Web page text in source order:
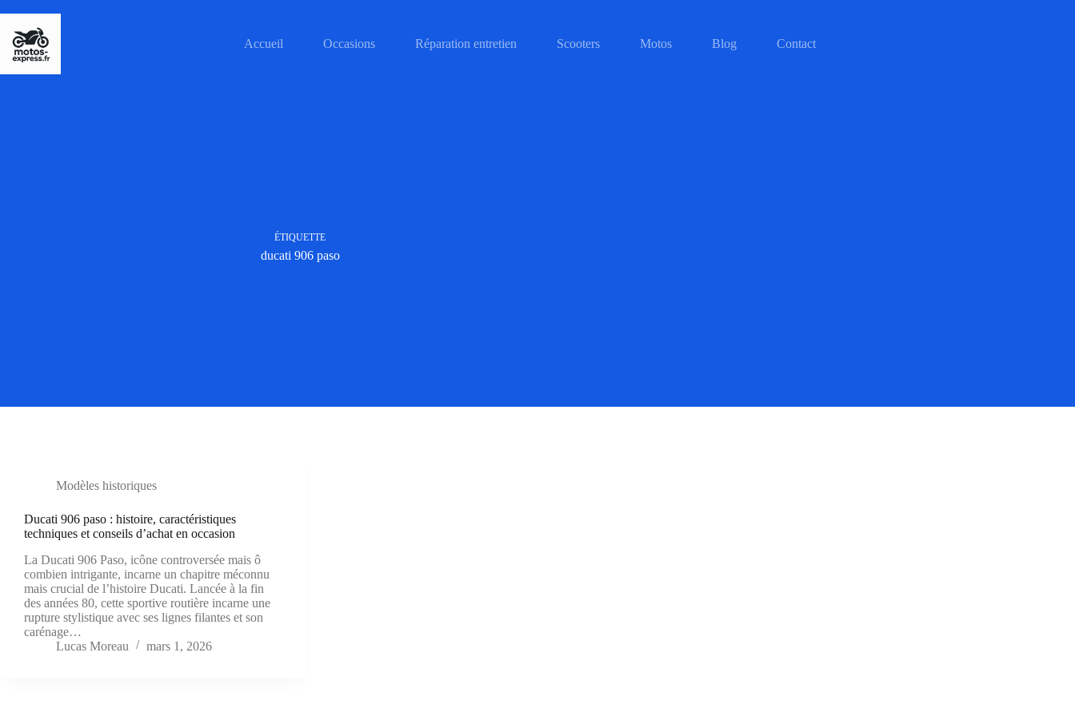
contenu
Accueil Occasions Réparation entretien Scooters Motos Blog Contact
ÉTIQUETTE
ducati 906 paso
Modèles historiques
Ducati 906 paso : histoire, caractéristiques
techniques et conseils d’achat en occasion
La Ducati 906 Paso, icône controversée mais ô
combien intrigante, incarne un chapitre méconnu
mais crucial de l’histoire Ducati. Lancée à la fin
des années 80, cette sportive routière incarne une
rupture stylistique avec ses lignes filantes et son
carénage…
Lucas Moreau
mars 1, 2026